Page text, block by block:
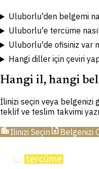
Uluborlu'den belgemi
Uluborlu'e tercüme
Uluborlu'de ofisiniz var
Hangi diller için çeviri
Hangi il, hangi
İlinizi seçin veya belgenizi
teklif ve teslim takvimi
location_cityİlinizi Seçinupload_fileBelgenizi